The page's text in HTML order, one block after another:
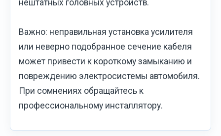
нештатных головных устройств.
Важно: неправильная установка усилителя
или неверно подобранное сечение кабеля
может привести к короткому замыканию и
повреждению электросистемы автомобиля.
При сомнениях обращайтесь к
профессиональному инсталлятору.